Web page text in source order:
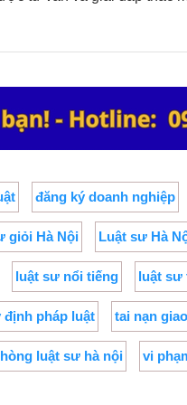
đăng ký doanh nghiệp
giỏi Hà Nội Luật sư Hà
luật sư nổi tiếng luật sư
định pháp luật tai nạn
luật sư hà nội vi